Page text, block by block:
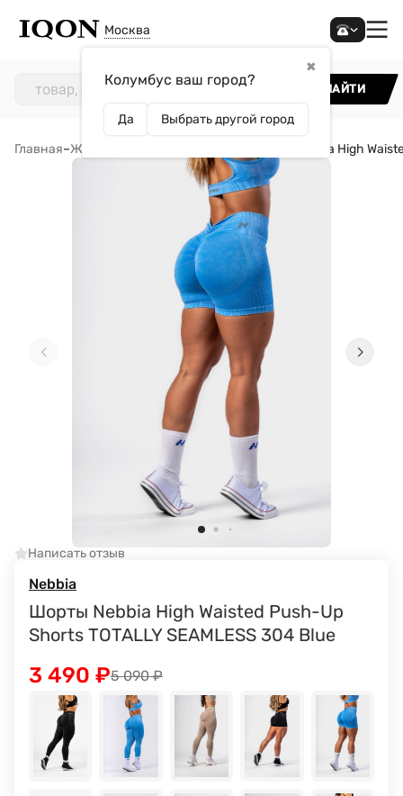
Москва
✖
Колумбус ваш город?
Да Выбрать другой город
НАЙТИ
Главная–Женщинам Шорты Nebbia High
Написать отзыв
Nebbia
Шорты Nebbia High Waisted Push-Up
Shorts TOTALLY SEAMLESS 304 Blue
5 090₽
3 490 ₽